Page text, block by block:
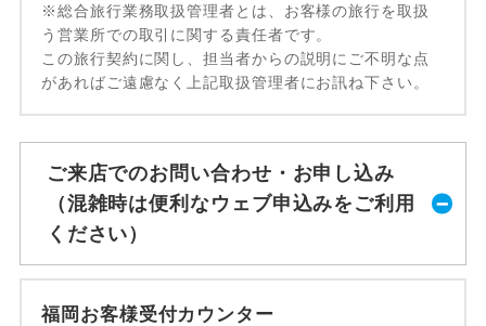
※総合旅行業務取扱管理者とは、お客様の旅行を取扱
う営業所での取引に関する責任者です。
この旅行契約に関し、担当者からの説明にご不明な点
があればご遠慮なく上記取扱管理者にお訊ね下さい。
ご来店でのお問い合わせ・お申し込み
（混雑時は便利なウェブ申込みをご利用
ください）
福岡お客様受付カウンター